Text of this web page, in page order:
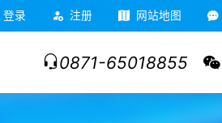
登录 注册 网站地图
0871-65018855